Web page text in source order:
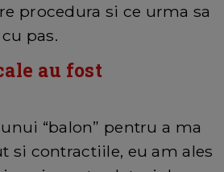
procedura si ce urma sa
pas.
au fost
“balon” pentru a ma
si contractiile, eu am ales